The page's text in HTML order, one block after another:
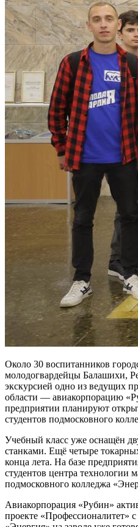
Около 30 воспитанников
молодогвардейцы Балашихи,
экскурсией одно из ведущих
области — авиакорпорацию
предприятии планируют
студентов подмосковного
Учебный класс уже оснащён
станками. Ещё четыре
конца лета. На базе
студентов центра технологии
подмосковного колледжа
Авиакорпорация «Рубин»
проекте «Профессионалитет»